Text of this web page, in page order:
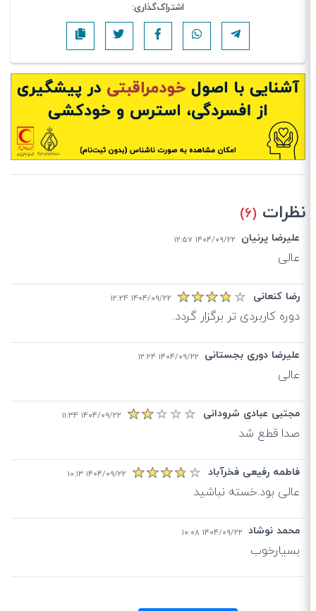
اشتراک‌گذاری:
نظرات
علیرضا پرنیان ۱۴۰۴/۰۹/۲۲ ۱۲:۵۷
عالی
رضا کنعانی ۱۴۰۴/۰۹/۲۲ ۱۲:۲۴
دوره کاربردی تر برگزار گردد.
علیرضا دوری بجستانی ۱۴۰۴/۰۹/۲۲ ۱۲:۲۴
عالی
مجتبی عبادی شرودانی ۱۴۰۴/۰۹/۲۲ ۱۱:۳۴
صدا قطع شد
فاطمه رفیعی فخرآباد ۱۴۰۴/۰۹/۲۲ ۱۰:۱۳
عالی بود.خسته نباشید
محمد نوشاد ۱۴۰۴/۰۹/۲۲ ۱۰:۰۸
بسیارخوب